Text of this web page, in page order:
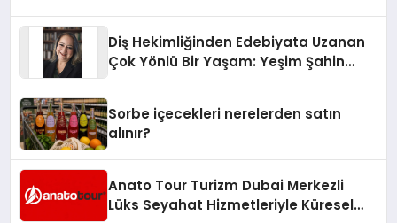
Diş Hekimliğinden Edebiyata Uzanan
Çok Yönlü Bir Yaşam: Yeşim Şahin
Sorbe içecekleri nerelerden satın
alınır?
Anato Tour Turizm Dubai Merkezli
Lüks Seyahat Hizmetleriyle Küresel